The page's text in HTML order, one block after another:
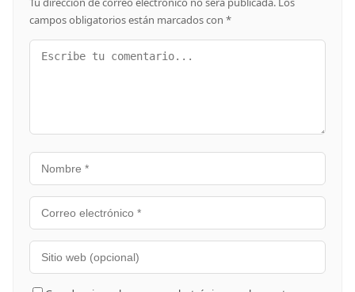
campos obligatorios están marcados con *